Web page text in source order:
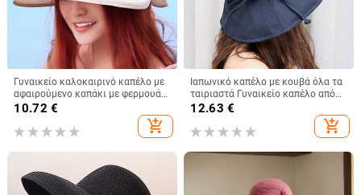
Γυναικείο καλοκαιρινό καπέλο με
αφαιρούμενο καπάκι με φερμουάρ
με άδειο επάνω καπέλο Cycilng
Γυναικεία πτυσσόμενα καπέλα με
10.72 €
add_shopping_cart
Ιαπωνικό καπέλο με κουβά όλα τα
ταιριαστά Γυναικείο καπέλο από
βαμβακερό καπέλο με φιόγκο με
πτυσσόμενο καπέλο κατά της
12.63 €
add_shopping_cart